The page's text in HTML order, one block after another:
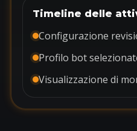
Timeline delle
Configurazione
Profilo bot
Visualizzazione di